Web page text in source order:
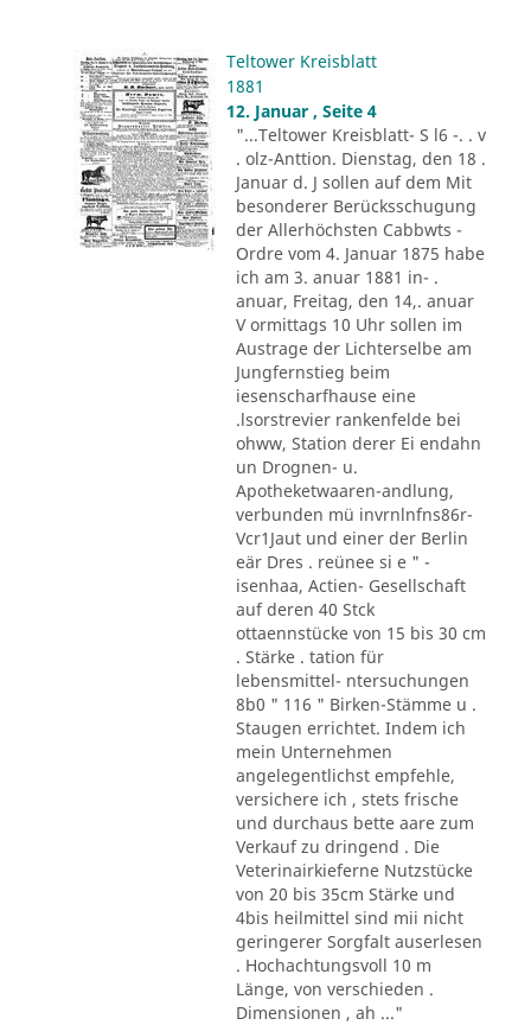
Teltower Kreisblatt
1881
12. Januar , Seite 4
"...Teltower Kreisblatt- S l6 -. . v
. olz-Anttion. Dienstag, den 18 .
Januar d. J sollen auf dem Mit
besonderer Berücksschugung
der Allerhöchsten Cabbwts -
Ordre vom 4. Januar 1875 habe
ich am 3. anuar 1881 in- .
anuar, Freitag, den 14,. anuar
V ormittags 10 Uhr sollen im
Austrage der Lichterselbe am
Jungfernstieg beim
iesenscharfhause eine
.lsorstrevier rankenfelde bei
ohww, Station derer Ei endahn
un Drognen- u.
Apotheketwaaren-andlung,
verbunden mü invrnlnfns86r-
Vcr1Jaut und einer der Berlin
eär Dres . reünee si e " -
isenhaa, Actien- Gesellschaft
auf deren 40 Stck
ottaennstücke von 15 bis 30 cm
. Stärke . tation für
lebensmittel- ntersuchungen
8b0 " 116 " Birken-Stämme u .
Staugen errichtet. Indem ich
mein Unternehmen
angelegentlichst empfehle,
versichere ich , stets frische
und durchaus bette aare zum
Verkauf zu dringend . Die
Veterinairkieferne Nutzstücke
von 20 bis 35cm Stärke und
4bis heilmittel sind mii nicht
geringerer Sorgfalt auserlesen
. Hochachtungsvoll 10 m
Länge, von verschieden .
Dimensionen , ah ..."